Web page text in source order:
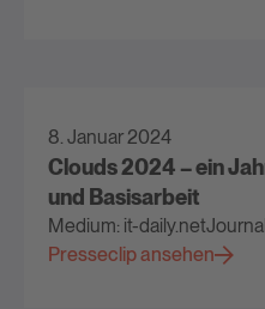
8. Januar 2024
Clouds 2024 – ein
und Basisarbeit
Medium: it-daily.net
Presseclip ansehen